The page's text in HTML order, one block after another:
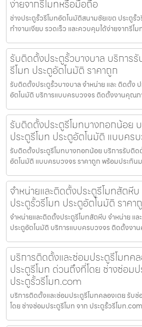
ง่ายจากรีโมทหรือมือถือ
ช่างประตูรั้วรีโมทอัตโนมัติสนามชัยเขต ประตูรั้
ทำงานเงียบ รวดเร็ว และควบคุมได้ง่ายจากรีโ
รับติดตั้งประตูรั้วบางบาล บริการ
รีโมท ประตูอัตโนมัติ ราคาถูก
รับติดตั้งประตูรั้วบางบาล จำหน่าย และ ติดตั้ง ป
อัตโนมัติ บริการแบบครบวงจร ติดตั้งงานคุณภา
รับติดตั้งประตูรีโมทบางกอกน้อย
ประตูรีโมท ประตูอัตโนมัติ แบบคร
รับติดตั้งประตูรีโมทบางกอกน้อย บริการรับติด
อัตโนมัติ แบบครบวงจร ราคาถูก พร้อมประกันม
จำหน่ายและติดตั้งประตูรีโมทสัตหี
ประตูรั้วรีโมท ประตูอัตโนมัติ ราคา
จำหน่ายและติดตั้งประตูรีโมทสัตหีบ จำหน่าย แล
ประตูอัตโนมัติ บริการแบบครบวงจร ติดตั้งงา
บริการติดตั้งและซ่อมประตูรีโมทค
ประตูรีโมท ด่วนถึงที่โดย ช่างซ่อมป
ประตูรั้วรีโมท.com
บริการติดตั้งและซ่อมประตูรีโมทคลองเตย รับ
โดย ช่างซ่อมประตูรีโมท จาก ประตูรั้วรีโมท